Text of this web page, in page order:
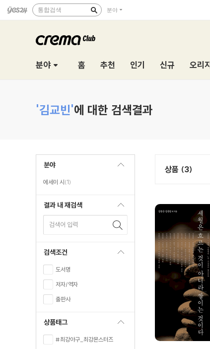
통합검색 분야
분야 홈 추천 인기 신규 오리
'김교빈'에 대한 검색결과
분야
에세이 시(1)
결과 내 재검색
검색어 입력
검색조건
도서명
저자/역자
출판사
상품태그
#최강야구_최강몬스터즈
상품 (3)